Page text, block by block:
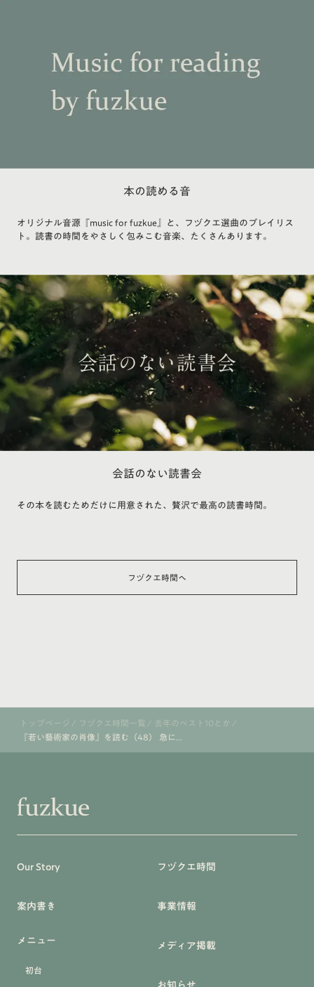
本の読める音
オリジナル音源『music for fuzkue』と、フヅクエ選曲のプレイリス
ト。読書の時間をやさしく包みこむ音楽、たくさんあります。
会話のない読書会
その本を読むためだけに用意された、贅沢で最高の読書時間。
フヅクエ時間へ
トップページ / フヅクエ時間一覧 / 去年のベスト10とか /
『若い藝術家の肖像』を読む（48） 急に...
Our Story
案内書き
メニュー
初台
フヅクエ時間
事業情報
メディア掲載
お知らせ